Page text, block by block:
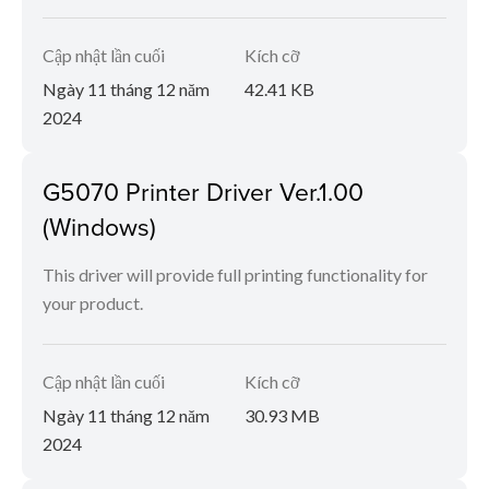
Cập nhật lần cuối
Ngày 11 tháng 12 năm
2024
Kích cỡ
42.41 KB
G5070 Printer Driver Ver.1.00
(Windows)
This driver will provide full printing functionality for
your product.
Cập nhật lần cuối
Ngày 11 tháng 12 năm
2024
Kích cỡ
30.93 MB